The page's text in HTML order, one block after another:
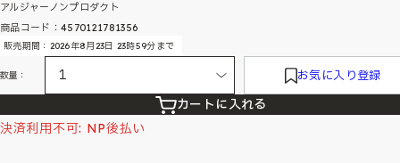
アルジャーノンプロダクト
商品コード：4570121781356
販売期間：2026年8月23日 23時59分まで
数量： お気に入り登録
カートに入れる
決済利用不可: NP後払い